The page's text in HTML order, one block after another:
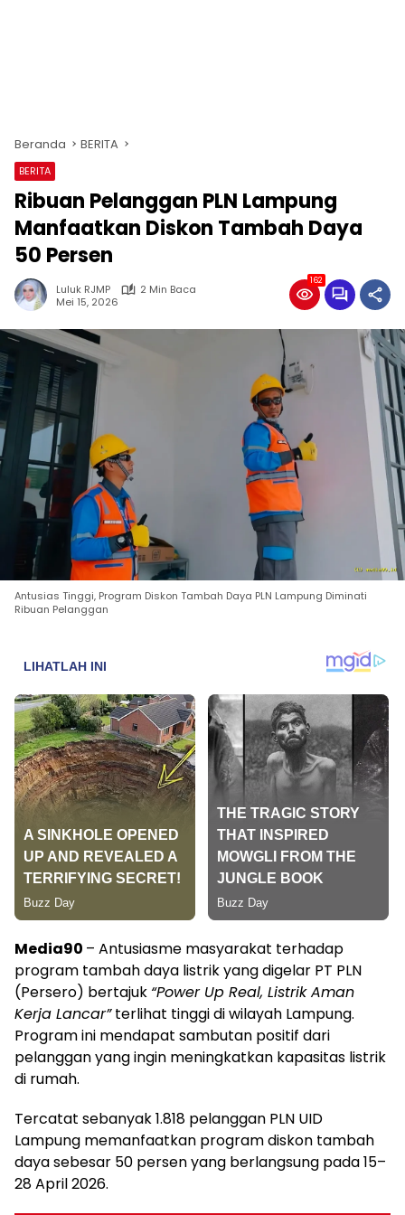
Beranda BERITA
BERITA
Ribuan Pelanggan PLN Lampung
Manfaatkan Diskon Tambah Daya
50 Persen
Luluk RJMP
2 Min Baca
Mei 15, 2026
162
Antusias Tinggi, Program Diskon Tambah Daya PLN Lampung Diminati
Ribuan Pelanggan
Media90 – Antusiasme masyarakat terhadap
program tambah daya listrik yang digelar PT PLN
(Persero) bertajuk “Power Up Real, Listrik Aman
Kerja Lancar”terlihat tinggi di wilayah Lampung.
Program ini mendapat sambutan positif dari
pelanggan yang ingin meningkatkan kapasitas listrik
di rumah.
Tercatat sebanyak 1.818 pelanggan PLN UID
Lampung memanfaatkan program diskon tambah
daya sebesar 50 persen yang berlangsung pada 15–
28 April 2026.